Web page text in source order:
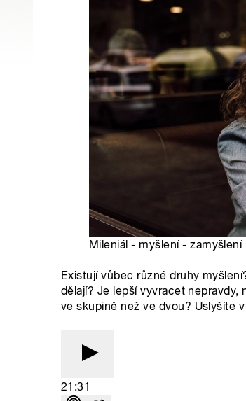
Mileniál - myšlení - zamyšlení
Existují vůbec různé druhy
dělají? Je lepší vyvracet
ve skupině než ve dvou? Uslyšíte
21:31